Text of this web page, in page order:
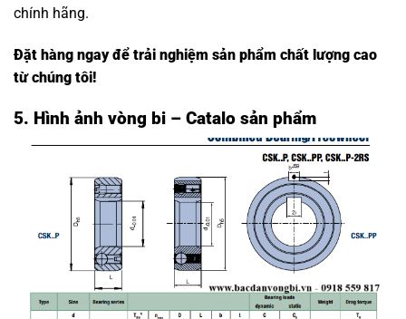
chính hãng.
Đặt hàng ngay để trải nghiệm sản phẩm chất lượng cao
từ chúng tôi!
5. Hình ảnh vòng bi – Catalo sản phẩm